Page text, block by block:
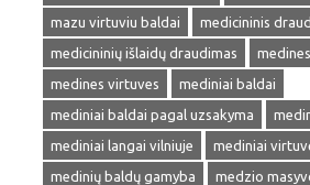
mazu virtuviu baldai
medicininis
medicininių išlaidų draudimas
medines virtuves
mediniai baldai
mediniai baldai pagal uzsakyma
mediniai langai vilniuje
mediniai
medinių baldų gamyba
medzio